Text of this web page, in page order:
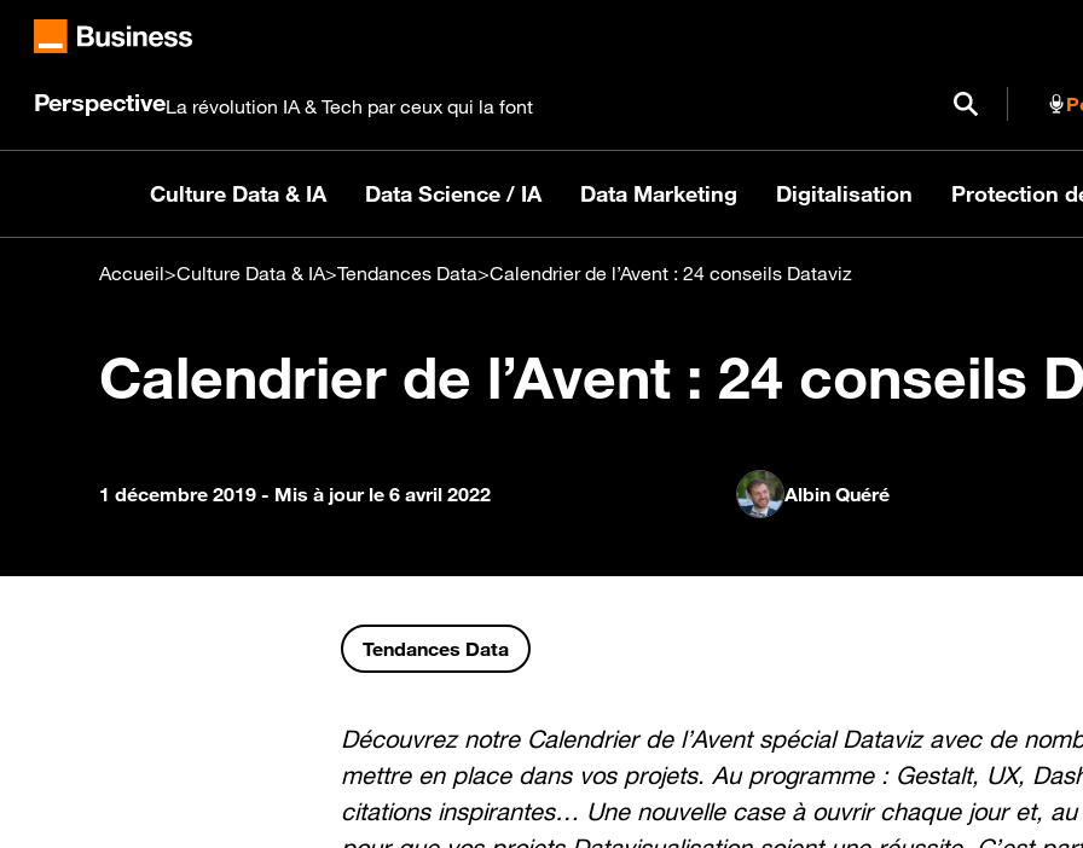
PerspectiveLa révolution IA & Tech par ceux qui la font Ouvrir /
Culture Data & IA Data Science / IA Data Marketing Digitalisation Protection
Accueil>Culture Data & IA>Tendances Data>Calendrier de l’Avent : 24 conseils Dataviz
Calendrier de l’Avent : 24 conseils
1 décembre 2019 - Mis à jour le 6 avril 2022 Albin Quéré
Tendances Data
Découvrez notre Calendrier de l’Avent spécial Dataviz avec de
mettre en place dans vos projets. Au programme : Gestalt, UX,
citations inspirantes… Une nouvelle case à ouvrir chaque jour et,